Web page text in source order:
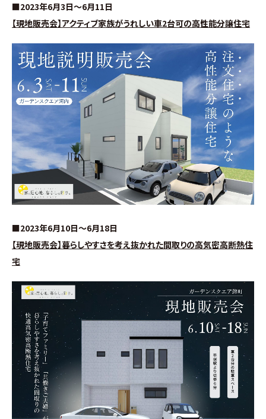
∟性能 / 高気密・高断熱
∟性能 / 耐震・制震性能
∟保証・アフターフォロー
∟家づくりの流れ
∟自由設計・高性能住宅『AUCA』
∟自由設計・高断熱仕様住宅『MODERATE』
宿泊型モデルハウス
∟内覧予約
∟ご宿泊体験者フォト
分譲情報
∟新規分譲住宅
■2023年6月3日～6月11日
【現地販売会】アクティブ家族がうれしい車2台可の高性能分譲住宅
■2023年6月10日～6月18日
【現地販売会】暮らしやすさを考え抜かれた間取りの高気密高断熱住
宅